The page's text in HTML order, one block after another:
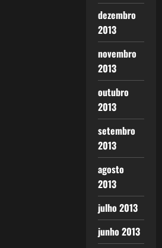
dezembro
2013
novembro
2013
outubro
2013
setembro
2013
agosto
2013
julho 2013
junho 2013